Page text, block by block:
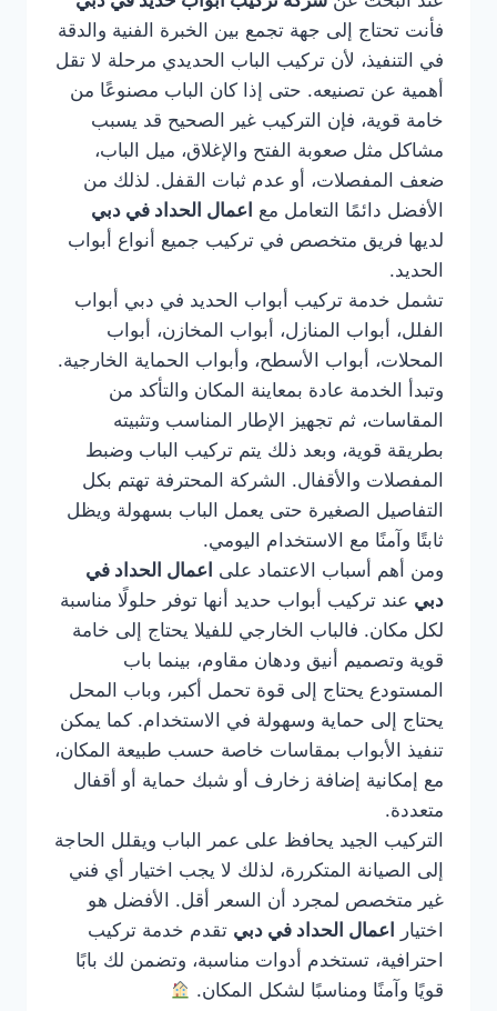
فأنت تحتاج إلى جهة تجمع بين الخبرة الفنية والدقة
في التنفيذ، لأن تركيب الباب الحديدي مرحلة لا تقل
أهمية عن تصنيعه. حتى إذا كان الباب مصنوعًا من
خامة قوية، فإن التركيب غير الصحيح قد يسبب
مشاكل مثل صعوبة الفتح والإغلاق، ميل الباب،
ضعف المفصلات، أو عدم ثبات القفل. لذلك من
الأفضل دائمًا التعامل مع اعمال الحداد في دبي
لديها فريق متخصص في تركيب جميع أنواع أبواب
الحديد.
تشمل خدمة تركيب أبواب الحديد في دبي أبواب
الفلل، أبواب المنازل، أبواب المخازن، أبواب
المحلات، أبواب الأسطح، وأبواب الحماية الخارجية.
وتبدأ الخدمة عادة بمعاينة المكان والتأكد من
المقاسات، ثم تجهيز الإطار المناسب وتثبيته
بطريقة قوية، وبعد ذلك يتم تركيب الباب وضبط
المفصلات والأقفال. الشركة المحترفة تهتم بكل
التفاصيل الصغيرة حتى يعمل الباب بسهولة ويظل
ثابتًا وآمنًا مع الاستخدام اليومي.
ومن أهم أسباب الاعتماد على اعمال الحداد في
دبي عند تركيب أبواب حديد أنها توفر حلولًا مناسبة
لكل مكان. فالباب الخارجي للفيلا يحتاج إلى خامة
قوية وتصميم أنيق ودهان مقاوم، بينما باب
المستودع يحتاج إلى قوة تحمل أكبر، وباب المحل
يحتاج إلى حماية وسهولة في الاستخدام. كما يمكن
تنفيذ الأبواب بمقاسات خاصة حسب طبيعة المكان،
مع إمكانية إضافة زخارف أو شبك حماية أو أقفال
متعددة.
التركيب الجيد يحافظ على عمر الباب ويقلل الحاجة
إلى الصيانة المتكررة، لذلك لا يجب اختيار أي فني
غير متخصص لمجرد أن السعر أقل. الأفضل هو
اختيار
اعمال الحداد في دبي تقدم خدمة تركيب
احترافية، تستخدم أدوات مناسبة، وتضمن لك بابًا
قويًا وآمنًا ومناسبًا لشكل المكان.